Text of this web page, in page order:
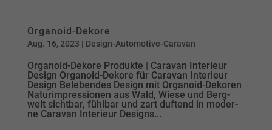
Organoid-Dekore
Aug. 16, 2023 | Design-Automotive-Caravan
Organoid-Dekore Produkte | Caravan Interieur
Design Organoid-Dekore für Caravan Interieur
Design Belebendes Design mit Organoid-Dekoren
Natur­im­pres­sio­nen aus Wald, Wie­se und Berg­
welt sicht­bar, fühl­bar und zart duf­tend in moder­
ne Caravan In­te­rieur Designs...